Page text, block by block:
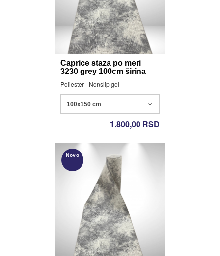
Caprice staza po meri
3230 grey 100cm širina
Poliester - Nonslip gel
100x150 cm
1.800,00 RSD
Novo